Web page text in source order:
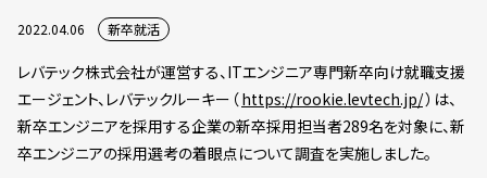
2022.04.06 新卒就活
レバテック株式会社が運営する、ITエンジニア専門新卒向け就職支援
エージェント、レバテックルーキー（https://rookie.levtech.jp/）は、
新卒エンジニアを採用する企業の新卒採用担当者289名を対象に、新
卒エンジニアの採用選考の着眼点について調査を実施しました。